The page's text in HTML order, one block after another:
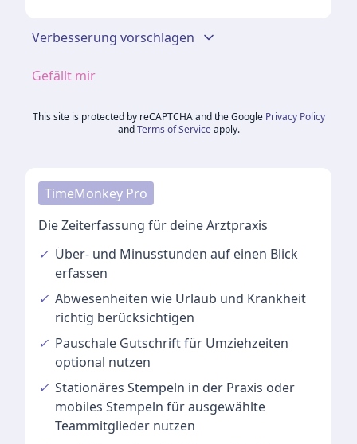
Verbesserung vorschlagen
Gefällt mir
This site is protected by reCAPTCHA and the Google Privacy Policy
and Terms of Service apply.
TimeMonkey Pro
Die Zeiterfassung für deine Arztpraxis
✓ Über- und Minusstunden auf einen Blick
erfassen
✓ Abwesenheiten wie Urlaub und Krankheit
richtig berücksichtigen
✓ Pauschale Gutschriftfür Umziehzeiten
optional nutzen
✓ Stationäres Stempeln in der Praxis oder
mobiles Stempeln für ausgewählte
Teammitglieder nutzen